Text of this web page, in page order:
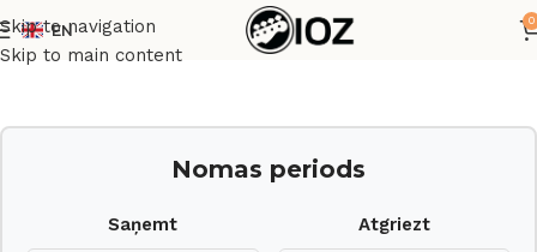
Skip to navigation
Skip to main content
EN
0
Sākums Bungas Korpusi
Nomas periods
Saņemt Atgriezt